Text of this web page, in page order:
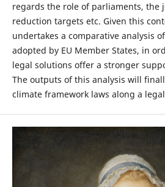
regards the role of parliaments, the
reduction targets etc. Given this
undertakes a comparative analysis
adopted by EU Member States, in
legal solutions offer a stronger
The outputs of this analysis will
climate framework laws along a